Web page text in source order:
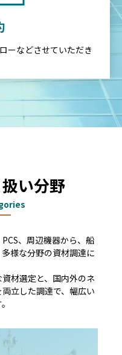
ーなどさせていただき
い分野
、周辺機器から、船
様な分野の資材調達に
材選定と、国内外のネ
立した調達で、幅広い